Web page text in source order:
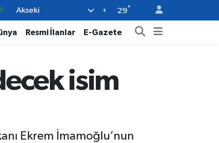
Akseki 29°
Resmi İlanlar E-Gazete
isim
Ekrem İmamoğlu’nun